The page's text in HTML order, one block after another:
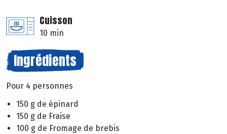
Cuisson
10 min
Ingrédients
Pour 4 personnes
150 g de épinard
150 g de Fraise
100 g de Fromage de brebis